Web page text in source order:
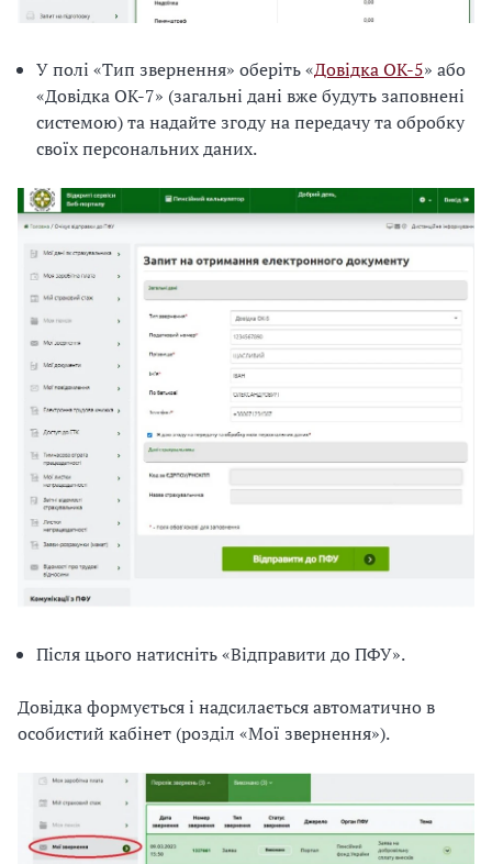
У полі «Тип звернення» оберіть «Довідка ОК-5» або
«Довідка ОК-7» (загальні дані вже будуть заповнені
системою) та надайте згоду на передачу та обробку
своїх персональних даних.
Після цього натисніть «Відправити до ПФУ».
Довідка формується і надсилається автоматично в
особистий кабінет (розділ «Мої звернення»).